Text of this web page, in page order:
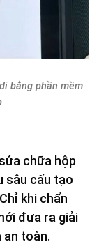
bằng phần mềm
chữa hộp
sâu cấu tạo
khi chẩn
đưa ra giải
an toàn.